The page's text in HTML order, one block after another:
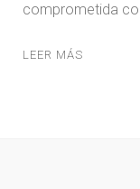
comprometida
LEER MÁS